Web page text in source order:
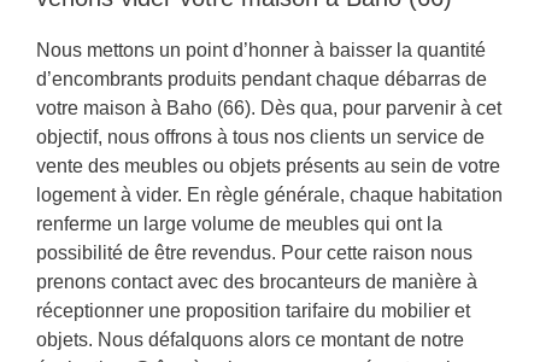
Nous mettons un point d’honner à baisser la quantité
d’encombrants produits pendant chaque débarras de
votre maison à Baho (66). Dès qua, pour parvenir à cet
objectif, nous offrons à tous nos clients un service de
vente des meubles ou objets présents au sein de votre
logement à vider. En règle générale, chaque habitation
renferme un large volume de meubles qui ont la
possibilité de être revendus. Pour cette raison nous
prenons contact avec des brocanteurs de manière à
réceptionner une proposition tarifaire du mobilier et
objets. Nous défalquons alors ce montant de notre